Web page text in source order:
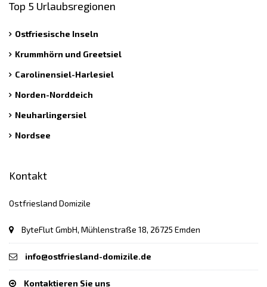
Top 5 Urlaubsregionen
Ostfriesische Inseln
Krummhörn und Greetsiel
Carolinensiel-Harlesiel
Norden-Norddeich
Neuharlingersiel
Nordsee
Kontakt
Ostfriesland Domizile
ByteFlut GmbH, Mühlenstraße 18, 26725 Emden
info@ostfriesland-domizile.de
Kontaktieren Sie uns